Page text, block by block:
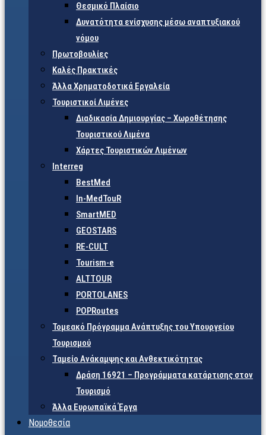
Θεσμικό Πλαίσιο
Δυνατότητα ενίσχυσης μέσω αναπτυξιακού
νόμου
Πρωτοβουλίες
Καλές Πρακτικές
Άλλα Χρηματοδοτικά Εργαλεία
Τουριστικοί Λιμένες
Διαδικασία Δημιουργίας – Χωροθέτησης
Τουριστικού Λιμένα
Χάρτες Τουριστικών Λιμένων
Interreg
BestMed
In-MedTouR
SmartMED
GEOSTARS
RE-CULT
Tourism-e
ALTTOUR
PORTOLANES
POPRoutes
Τομεακό Πρόγραμμα Ανάπτυξης του Υπουργείου
Τουρισμού
Ταμείο Ανάκαμψης και Ανθεκτικότητας
Δράση 16921 – Προγράμματα κατάρτισης στον
Τουρισμό
Άλλα Ευρωπαϊκά Έργα
Νομοθεσία